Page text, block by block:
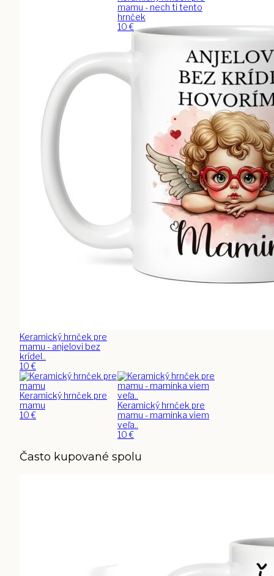
Keramický hrnček pre
mamu - anjelovi bez
krídel..
10€
mamu - nech ti tento
hrnček
10€
Keramický hrnček pre
mamu
10€
Keramický hrnček pre
mamu - maminka viem
veľa..
10€
Často kupované spolu